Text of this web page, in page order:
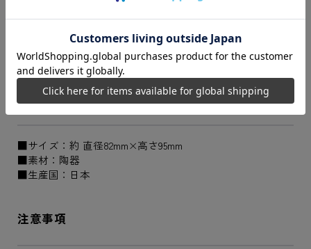
アニメ『青春ブタ野郎はサンタクロースの夢を見ない』か
ら、制作決定ビジュアルを使用したマグカップが登場！
商品仕様
■サイズ：約 直径82mm×高さ95mm
■素材：陶器
■生産国：日本
注意事項